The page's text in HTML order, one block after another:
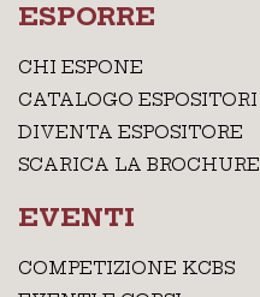
ESPORRE
CHI ESPONE
CATALOGO ESPOSITORI
DIVENTA ESPOSITORE
SCARICA LA BROCHURE
EVENTI
COMPETIZIONE KCBS